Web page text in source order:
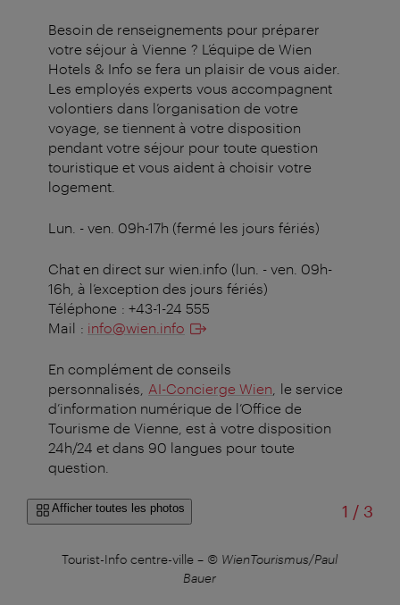
Besoin de renseignements pour préparer
votre séjour à Vienne ? L’équipe de Wien
Hotels & Info se fera un plaisir de vous aider.
Les employés experts vous accompagnent
volontiers dans l’organisation de votre
voyage, se tiennent à votre disposition
pendant votre séjour pour toute question
touristique et vous aident à choisir votre
logement.
Lun. - ven. 09h-17h (fermé les jours fériés)
Chat en direct sur wien.info (lun. - ven. 09h-
16h, à l’exception des jours fériés)
Téléphone : +43-1-24 555
Mail : info@wien.info
En complément de conseils
personnalisés, AI-Concierge Wien , le service
d’information numérique de l’Office de
Tourisme de Vienne, est à votre disposition
24h/24 et dans 90 langues pour toute
question.
Afficher toutes les photos 1 /sur
3
Tourist-Info centre-ville – © WienTourismus/Paul
Bauer